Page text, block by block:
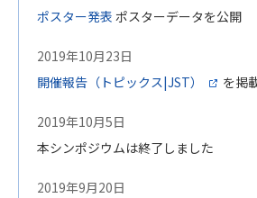
ポスター発表 ポスターデータを公開
2019年10月23日
開催報告（トピックス|JST）
を掲
2019年10月5日
本シンポジウムは終了しました
2019年9月20日